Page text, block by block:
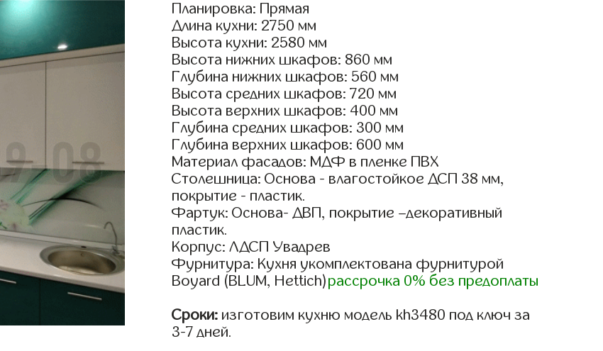
Планировка: Прямая
Длина кухни: 2750 мм
Высота кухни: 2580 мм
Высота нижних шкафов: 860 мм
Глубина нижних шкафов: 560 мм
Высота средних шкафов: 720 мм
Высота верхних шкафов: 400 мм
Глубина средних шкафов: 300 мм
Глубина верхних шкафов: 600 мм
Материал фасадов: МДФ в пленке ПВХ
Столешница: Основа - влагостойкое ДСП 38 мм,
покрытие - пластик.
Фартук: Основа- ДВП, покрытие –декоративный
пластик.
Корпус: ЛДСП Увадрев
Фурнитура: Кухня укомплектована фурнитурой
Boyard (BLUM, Hettich)рассрочка 0% без предоплаты
Сроки: изготовим кухню модель kh3480 под ключ за
3-7 дней.